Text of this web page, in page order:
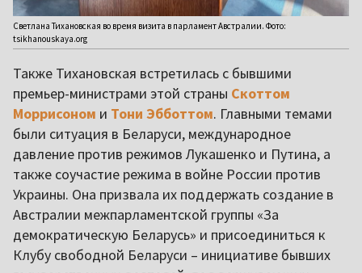
Светлана Тихановская во время визита в парламент Австралии. Фото:
tsikhanouskaya.org
Также Тихановская встретилась с бывшими
премьер-министрами этой страны Скоттом
Моррисоном и Тони Эбботтом. Главными темами
были ситуация в Беларуси, международное
давление против режимов Лукашенко и Путина, а
также соучастие режима в войне России против
Украины. Она призвала их поддержать создание в
Австралии межпарламентской группы «За
демократическую Беларусь» и присоединиться к
Клубу свободной Беларуси – инициативе бывших